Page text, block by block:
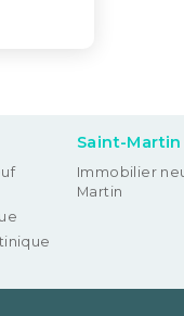
Saint-Martin
Immobilier
Martin